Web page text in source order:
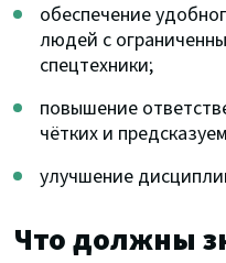
обеспечение
людей с
спецтехники;
повышение
чётких и
улучшение
Что должны